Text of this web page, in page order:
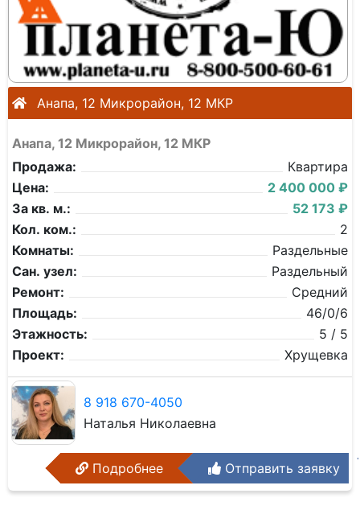
Анапа, 12 Микрорайон, 12 МКР
Анапа, 12 Микрорайон, 12 МКР
Продажа:
Квартира
Цена:
2 400 000 ₽
За кв. м.:
52 173 ₽
Кол. ком.:
2
Комнаты:
Раздельные
Сан. узел:
Раздельный
Ремонт:
Средний
Площадь:
46/0/6
Этажность:
5 / 5
Проект:
Хрущевка
8 918 670-4050
Наталья Николаевна
Подробнее Отправить заявку